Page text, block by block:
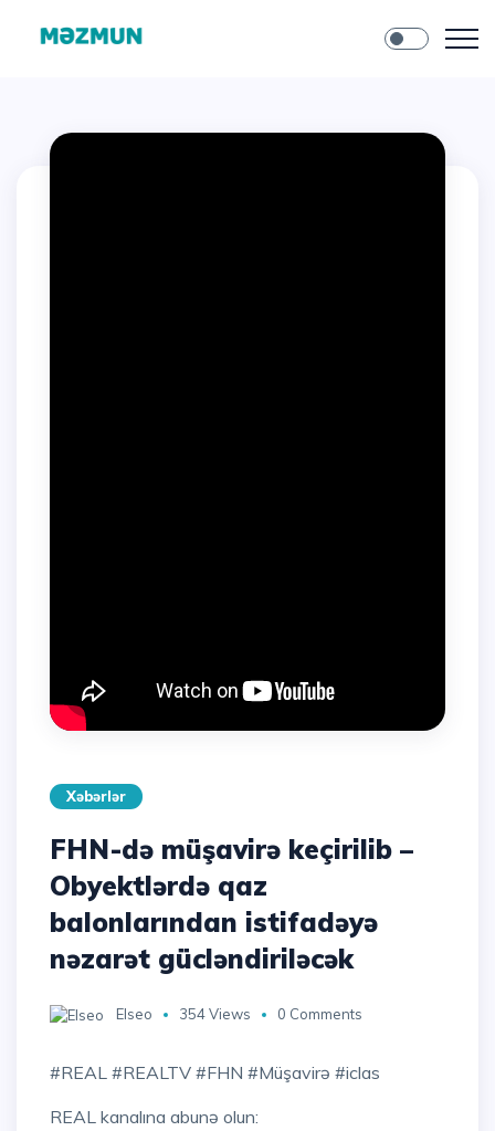
Xəbərlər
FHN-də müşavirə keçirilib –
Obyektlərdə qaz
balonlarından istifadəyə
nəzarət gücləndiriləcək
Elseo 354 Views 0 Comments
#REAL #REALTV #FHN #Müşavirə #iclas
REAL kanalına abunə olun: